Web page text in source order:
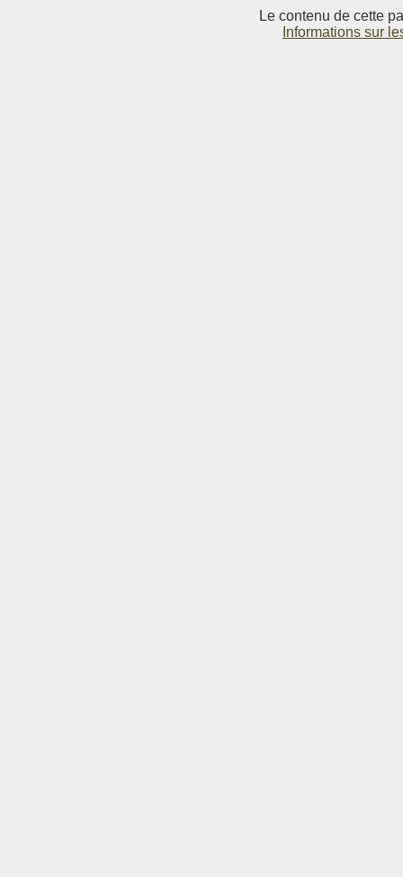
Le contenu de cette
Informations sur